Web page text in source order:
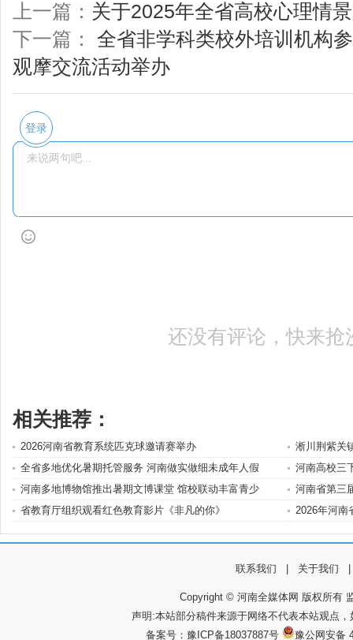
上一篇： 关于2025年全省高校心理情
下一篇： 全省非学科类校外培训机构
观摩交流活动举办
登录
还没有评论，快来抢
相关推荐：
2026河南省教育系统匹克球邀请赛举办
淅川荆紫关
全省多地优化暑期托管服务 河南做实做细未成年人假
河南高校三
河南多地博物馆推出暑期文博课堂 馆校联动丰富青少
河南省第三
省教育厅组织观看红色教育影片《非凡的你》
2026年河南
联系我们 关于我们
Copyright © 河南全媒体网 版权所有
声明:本站部分稿件来源于网络不代表本站观点
备案号： 豫ICP备18037887号 豫公网安备